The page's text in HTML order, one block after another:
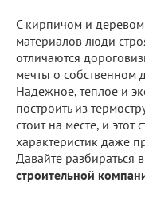
С кирпичом и деревом
материалов люди
отличаются
мечты о собственном
Надежное, теплое и
построить из
стоит на месте, и этот
характеристик даже
Давайте разбираться
строительной